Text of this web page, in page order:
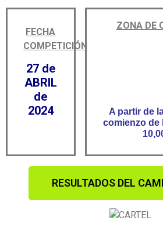
FECHA
COMPETICIÓN
27 de
ABRIL
de
2024
ZONA DE
A partir de
comienzo de
RESULTADOS DEL